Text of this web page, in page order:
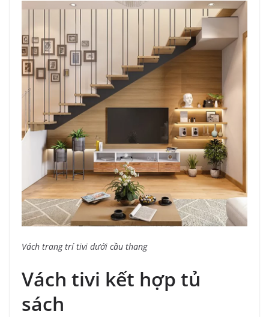
Vách trang trí tivi dưới cầu thang
Vách tivi kết hợp tủ
sách